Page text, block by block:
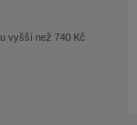
vyšší než 740 Kč